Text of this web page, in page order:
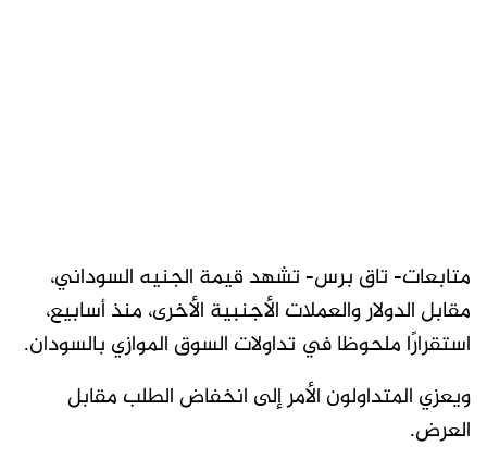
متابعات- تاق برس- تشهد قيمة الجنيه السوداني،
مقابل الدولار والعملات الأجنبية الأخرى، منذ أسابيع،
استقرارًا ملحوظا في تداولات السوق الموازي بالسودان.
ويعزي المتداولون الأمر إلى انخفاض الطلب مقابل
العرض.